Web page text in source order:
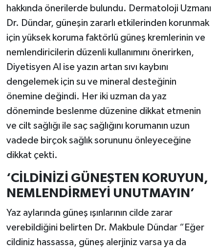
hakkında önerilerde bulundu. Dermatoloji Uzmanı
Dr. Dündar, güneşin zararlı etkilerinden korunmak
için yüksek koruma faktörlü güneş kremlerinin ve
nemlendiricilerin düzenli kullanımını önerirken,
Diyetisyen Al ise yazın artan sıvı kaybını
dengelemek için su ve mineral desteğinin
önemine değindi. Her iki uzman da yaz
döneminde beslenme düzenine dikkat etmenin
ve cilt sağlığı ile saç sağlığını korumanın uzun
vadede birçok sağlık sorununu önleyeceğine
dikkat çekti.
‘CİLDİNİZİ GÜNEŞTEN KORUYUN,
NEMLENDİRMEYİ UNUTMAYIN’
Yaz aylarında güneş ışınlarının cilde zarar
verebildiğini belirten Dr. Makbule Dündar “Eğer
cildiniz hassassa, güneş alerjiniz varsa ya da